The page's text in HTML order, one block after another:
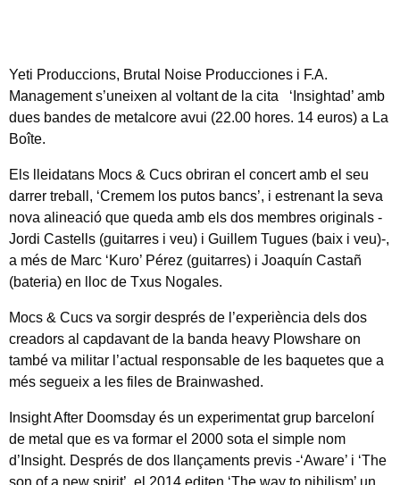
Yeti Produccions, Brutal Noise Producciones i F.A.
Management s’uneixen al voltant de la cita
‘Insightad’ amb
dues bandes de metalcore avui (22.00 hores. 14 euros) a La
Boîte.
Els lleidatans Mocs & Cucs obriran el concert amb el seu
darrer treball, ‘Cremem los putos bancs’, i estrenant la seva
nova alineació que queda amb els dos membres originals -
Jordi Castells (guitarres i veu) i Guillem Tugues (baix i veu)-,
a més de Marc ‘Kuro’ Pérez (guitarres) i Joaquín Castañ
(bateria) en lloc de Txus Nogales.
Mocs & Cucs va sorgir després de l’experiència dels dos
creadors al capdavant de la banda heavy Plowshare on
també va militar l’actual responsable de les baquetes que a
més segueix a les files de Brainwashed.
Insight After Doomsday és un experimentat grup barceloní
de metal que es va formar el 2000 sota el simple nom
d’Insight. Després de dos llançaments previs -‘Aware’ i ‘The
son of a new spirit’, el 2014 editen ‘The way to nihilism’ un